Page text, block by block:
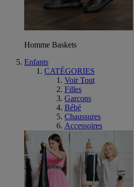
Homme Baskets
Enfants
CATÉGORIES
Voir Tout
Filles
Garçons
Bébé
Chaussures
Accessoires